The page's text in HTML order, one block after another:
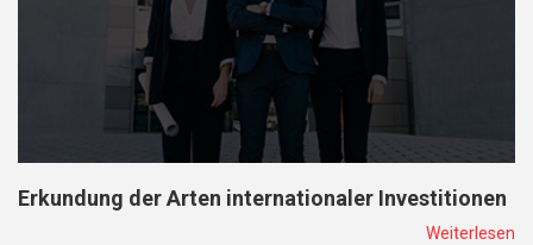
Erkundung der Arten internationaler Investitionen
Weiterlesen